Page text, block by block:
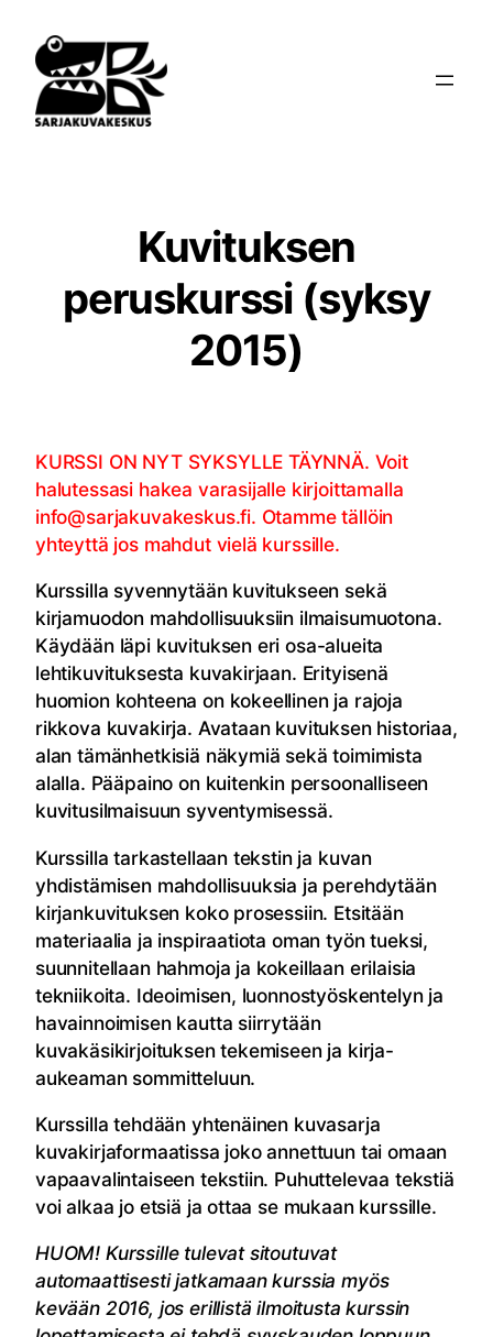
sisältöön
Kuvituksen
peruskurssi (syksy
2015)
KURSSI ON NYT SYKSYLLE TÄYNNÄ. Voit
halutessasi hakea varasijalle kirjoittamalla
info@sarjakuvakeskus.fi. Otamme tällöin
yhteyttä jos mahdut vielä kurssille.
Kurssilla syvennytään kuvitukseen sekä
kirjamuodon mahdollisuuksiin ilmaisumuotona.
Käydään läpi kuvituksen eri osa-alueita
lehtikuvituksesta kuvakirjaan. Erityisenä
huomion kohteena on kokeellinen ja rajoja
rikkova kuvakirja. Avataan kuvituksen historiaa,
alan tämänhetkisiä näkymiä sekä toimimista
alalla. Pääpaino on kuitenkin persoonalliseen
kuvitusilmaisuun syventymisessä.
Kurssilla tarkastellaan tekstin ja kuvan
yhdistämisen mahdollisuuksia ja perehdytään
kirjankuvituksen koko prosessiin. Etsitään
materiaalia ja inspiraatiota oman työn tueksi,
suunnitellaan hahmoja ja kokeillaan erilaisia
tekniikoita. Ideoimisen, luonnostyöskentelyn ja
havainnoimisen kautta siirrytään
kuvakäsikirjoituksen tekemiseen ja kirja-
aukeaman sommitteluun.
Kurssilla tehdään yhtenäinen kuvasarja
kuvakirjaformaatissa joko annettuun tai omaan
vapaavalintaiseen tekstiin. Puhuttelevaa tekstiä
voi alkaa jo etsiä ja ottaa se mukaan kurssille.
HUOM! Kurssille tulevat sitoutuvat
automaattisesti jatkamaan kurssia myös
kevään 2016, jos erillistä ilmoitusta kurssin